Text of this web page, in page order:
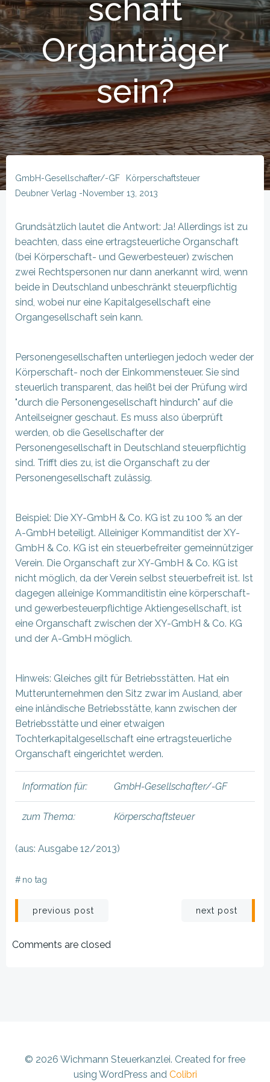
schaft
Organträger
sein?
GmbH-Gesellschafter/-GF
Körperschaftsteuer
Deubner Verlag -November 13, 2013
Grundsätzlich lautet die Antwort: Ja! Allerdings ist zu
beachten, dass eine ertragsteuerliche Organschaft
(bei Körperschaft- und Gewerbesteuer) zwischen
zwei Rechtspersonen nur dann anerkannt wird, wenn
beide in Deutschland unbeschränkt steuerpflichtig
sind, wobei nur eine Kapitalgesellschaft eine
Organgesellschaft sein kann.
Personengesellschaften unterliegen jedoch weder der
Körperschaft- noch der Einkommensteuer. Sie sind
steuerlich transparent, das heißt bei der Prüfung wird
"durch die Personengesellschaft hindurch" auf die
Anteilseigner geschaut. Es muss also überprüft
werden, ob die Gesellschafter der
Personengesellschaft in Deutschland steuerpflichtig
sind. Trifft dies zu, ist die Organschaft zu der
Personengesellschaft zulässig.
Beispiel: Die XY-GmbH & Co. KG ist zu 100 % an der
A-GmbH beteiligt. Alleiniger Kommanditist der XY-
GmbH & Co. KG ist ein steuerbefreiter gemeinnütziger
Verein. Die Organschaft zur XY-GmbH & Co. KG ist
nicht möglich, da der Verein selbst steuerbefreit ist. Ist
dagegen alleinige Kommanditistin eine körperschaft-
und gewerbesteuerpflichtige Aktiengesellschaft, ist
eine Organschaft zwischen der XY-GmbH & Co. KG
und der A-GmbH möglich.
Hinweis: Gleiches gilt für Betriebsstätten. Hat ein
Mutterunternehmen den Sitz zwar im Ausland, aber
eine inländische Betriebsstätte, kann zwischen der
Betriebsstätte und einer etwaigen
Tochterkapitalgesellschaft eine ertragsteuerliche
Organschaft eingerichtet werden.
Information für: GmbH-Gesellschafter/-GF
zum Thema: Körperschaftsteuer
(aus: Ausgabe 12/2013)
# no tag
Beitragsnavigation
previous post next post
Comments are closed
© 2026 Wichmann Steuerkanzlei. Created for free
using WordPress and Colibri